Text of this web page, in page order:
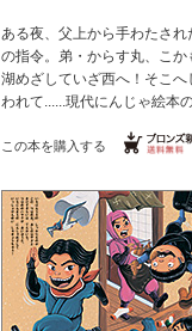
ある夜、父上から手わたさ
の指令。弟・からす丸、こ
湖めざしていざ西へ！そこ
われて......現代にんじゃ絵本
この本を購入する